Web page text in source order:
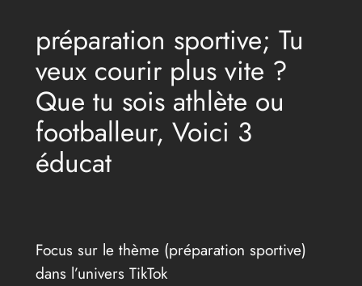
préparation sportive; Tu
veux courir plus vite ?
Que tu sois athlète ou
footballeur, Voici 3
éducat
Focus sur le thème (préparation sportive)
dans l’univers TikTok